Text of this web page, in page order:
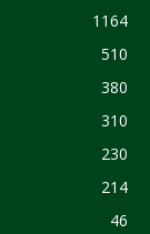
1164
510
380
310
230
214
46